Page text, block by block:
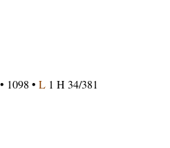
1098 • L1 H 34/381